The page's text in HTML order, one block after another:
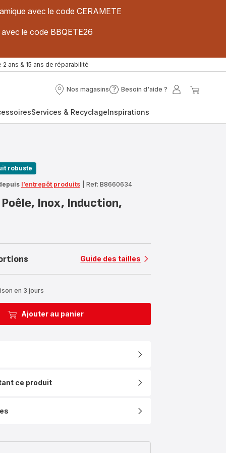
avec le code CERAMETE
le code BBQETE26
2 ans & 15 ans de réparabilité
Nos magasins
Nos
Besoin d'aide ?
Besoin
?
Mon
Services & RecyclageInspirations
robuste
l’entrepôt produits Ref: B8660634
Inox, Induction,
Guide des tailles
en 3 jours
Ajouter au panier
ce produit